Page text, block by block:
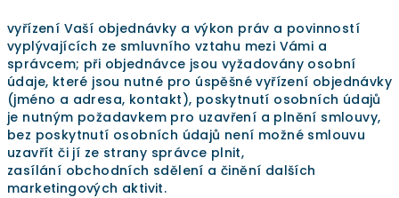
vyřízení Vaší objednávky a výkon práv a povinností
vyplývajících ze smluvního vztahu mezi Vámi a
správcem; při objednávce jsou vyžadovány osobní
údaje, které jsou nutné pro úspěšné vyřízení objednávky
(jméno a adresa, kontakt), poskytnutí osobních údajů
je nutným požadavkem pro uzavření a plnění smlouvy,
bez poskytnutí osobních údajů není možné smlouvu
uzavřít či jí ze strany správce plnit,
zasílání obchodních sdělení a činění dalších
marketingových aktivit.